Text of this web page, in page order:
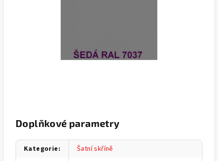
Doplňkové parametry
Kategorie: Šatní skříně